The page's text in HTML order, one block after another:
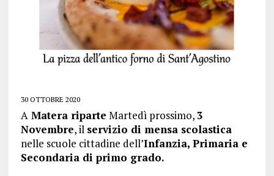
30 OTTOBRE 2020
AMatera riparte Martedì prossimo,3
Novembre, il servizio di mensa scolastica
nelle scuole cittadine dell’Infanzia, Primaria e
Secondaria di primo grado.